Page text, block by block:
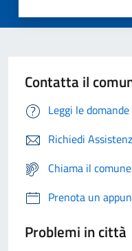
Contatta il
Leggi le
Richiedi
Chiama il
Prenota un
Problemi in città